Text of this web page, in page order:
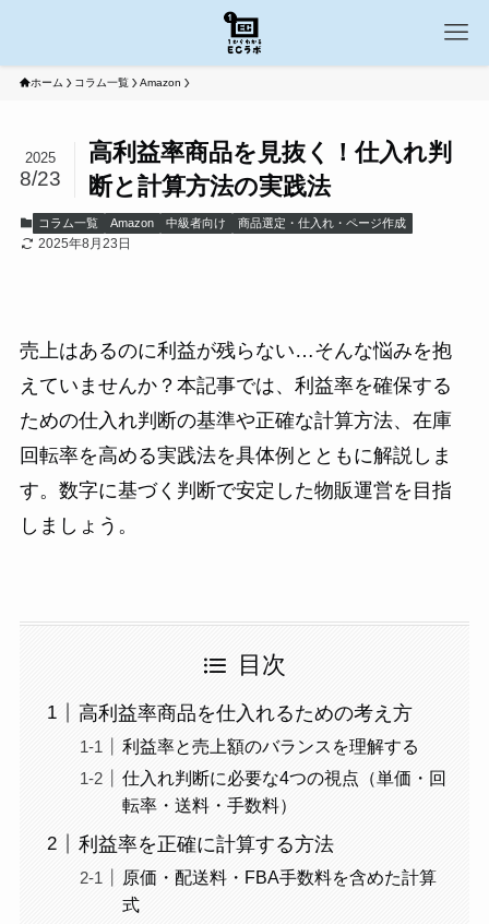
ホーム コラム一覧 Amazon
高利益率商品を見抜く！仕入れ判
断と計算方法の実践法
2025
8/23
コラム一覧 Amazon 中級者向け 商品選定・仕入れ・ページ作成
2025年8月23日
売上はあるのに利益が残らない…そんな悩みを抱
えていませんか？本記事では、利益率を確保する
ための仕入れ判断の基準や正確な計算方法、在庫
回転率を高める実践法を具体例とともに解説しま
す。数字に基づく判断で安定した物販運営を目指
しましょう。
目次
高利益率商品を仕入れるための考え方
利益率と売上額のバランスを理解する
仕入れ判断に必要な4つの視点（単価・回
転率・送料・手数料）
利益率を正確に計算する方法
原価・配送料・FBA手数料を含めた計算
式